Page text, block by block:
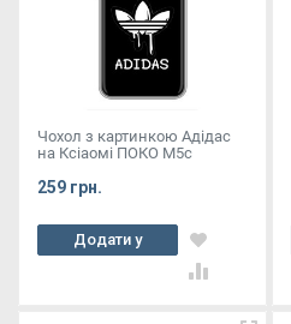
Чохол з картинкою Адідас
на Ксіаомі ПОКО М5с
259 грн.
Додати у
кошик